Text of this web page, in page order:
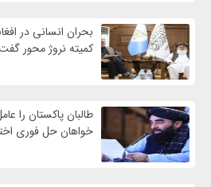
بحران انسانی در
کمیته نروژ محور
طالبان پاکستان
خواهان حل فوری